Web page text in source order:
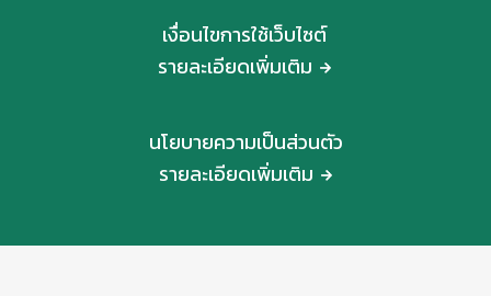
เงื่อนไขการใช้เว็บไซต์
รายละเอียดเพิ่มเติม
นโยบายความเป็นส่วนตัว
รายละเอียดเพิ่มเติม